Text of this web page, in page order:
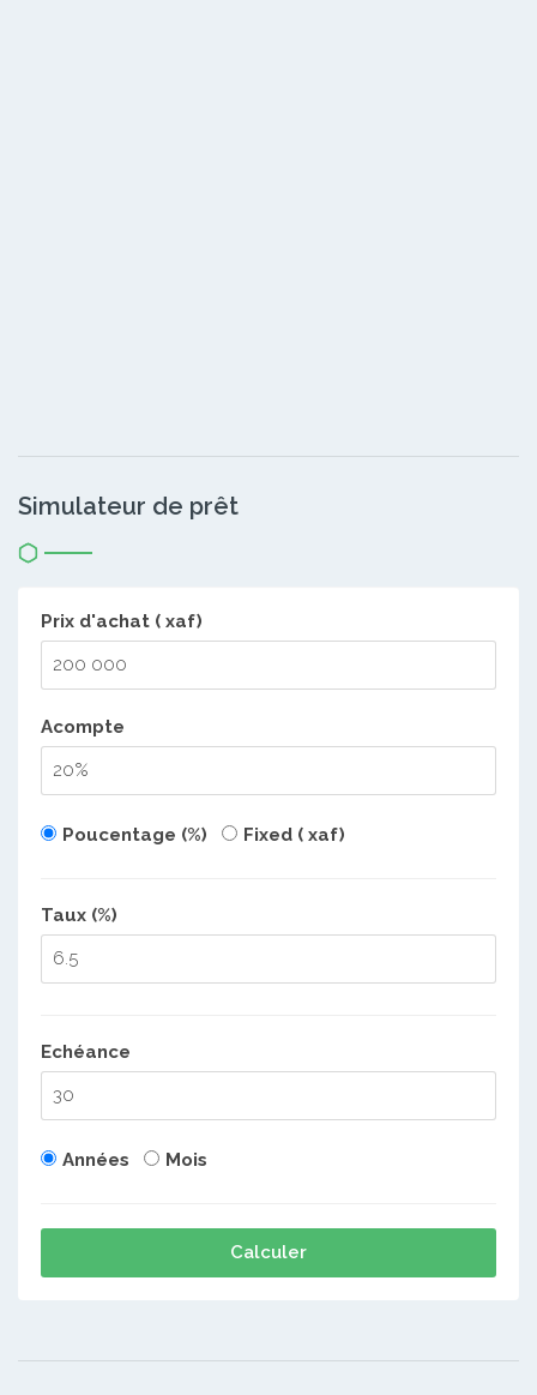
Simulateur de prêt
Prix d'achat ( xaf)
Acompte
Poucentage (%) Fixed ( xaf)
Taux (%)
Echéance
Années Mois
Calculer